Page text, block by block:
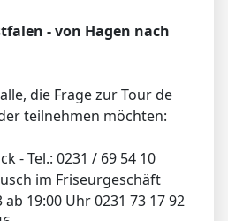
- von Hagen nach
die Frage zur Tour de
teilnehmen möchten:
- Tel.: 0231 / 69 54 10
im Friseurgeschäft
ab 19:00 Uhr 0231 73 17 92